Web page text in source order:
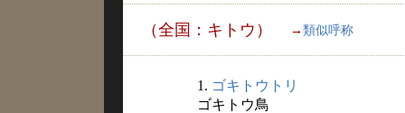
（全国：キトウ） → 類似呼称
1. ゴキトウトリ
ゴキトウ鳥